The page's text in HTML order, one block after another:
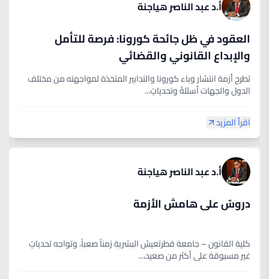
أ.د عبد الناصر هياجنة
العقود في ظل جائحة كورونا: فرصة للتأمل
والإبداع القانوني والقضائي
تطرح أزمة انتشار وباء كورونا والتدابير المتخذة لمواجهته من مختلف
الدول والجهات أسئلةً وتحدياتٍ...
اقرأ المزيد
أ.د عبد الناصر هياجنة
دروسٌ على هامش الأزمة
كلية القانون – جامعة قطرتعيش البشرية زمناً صعباً، وتواجه تحدياتٍ
غير مسبوقة على أكثر من صعيد،...